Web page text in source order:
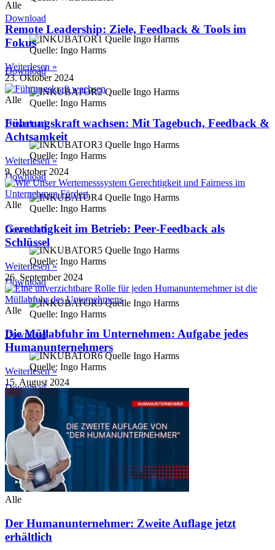
Download
Quelle: Ingo Harms
Download
Quelle: Ingo Harms
Download
Quelle: Ingo Harms
Download
Quelle: Ingo Harms
Download
Quelle: Ingo Harms
Download
Quelle: Ingo Harms
Download
Quelle: Ingo Harms
Download
Quelle: Ingo Harms
Download
Alle
Remote Leadership: Ziele, Feedback & Tools im
Fokus
Weiterlesen »
23. Oktober 2024
Alle
Führungskraft wachsen: Mit Tagebuch, Feedback &
Achtsamkeit
Weiterlesen »
9. Oktober 2024
Alle
Gerechtigkeit im Betrieb: Peer‑Feedback als
Schlüssel
Weiterlesen »
26. September 2024
Alle
Die Müllabfuhr im Unternehmen: Aufgabe jedes
Humanunternehmers
Weiterlesen »
15. August 2024
Alle
Der Humanunternehmer: Zweite Auflage jetzt
erhältlich